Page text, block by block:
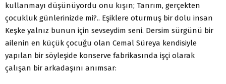
kullanmayı düşünüyordu onu kışın; Tanrım, gerçekten
çocukluk günlerinizde mi?.. Eşiklere oturmuş bir dolu insan
Keşke yalnız bunun için sevseydim seni. Dersim sürgünü bir
ailenin en küçük çocuğu olan Cemal Süreya kendisiyle
yapılan bir söyleşide konserve fabrikasında işçi olarak
çalışan bir arkadaşını anımsar: